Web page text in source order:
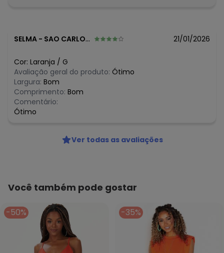
O preço apresentado abaixo é o menor oferecido em
agosto/2026
julho/2026
junho/2026
maio/2026
abril/2026
março/2026
SELMA - SAO CARLOS - SP 21/01/2026
Cor: Laranja / G
Avaliação geral do produto: Ótimo
Largura: Bom
Comprimento: Bom
Comentário:
Ótimo
Ver todas as avaliações
Você também pode gostar
-50% -35%